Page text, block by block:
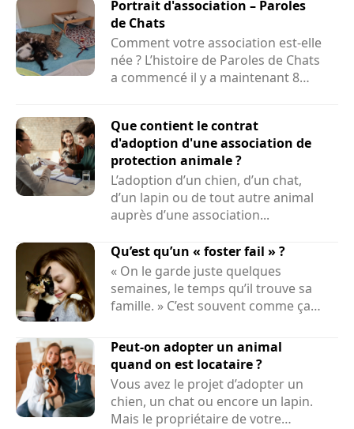
Portrait d'association – Paroles
de Chats
Comment votre association est-elle
née ? L’histoire de Paroles de Chats
a commencé il y a maintenant 8
Que contient le contrat
d'adoption d'une association de
protection animale ?
L’adoption d’un chien, d’un chat,
d’un lapin ou de tout autre animal
auprès d’une association...
Qu’est qu’un « foster fail » ?
« On le garde juste quelques
semaines, le temps qu’il trouve sa
famille. » C’est souvent comme ça
Peut-on adopter un animal
quand on est locataire ?
Vous avez le projet d’adopter un
chien, un chat ou encore un lapin.
Mais le propriétaire de votre